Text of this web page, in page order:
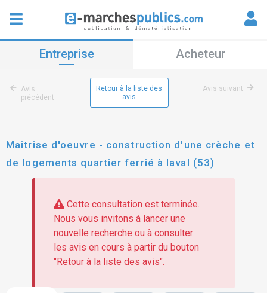
Entreprise Acheteur
Avis
précédent
Retour à la liste des
avis
Avis suivant
Maitrise d'oeuvre - construction d'une crèche et
de logements quartier ferrié à laval (53)
Cette consultation est terminée.
Nous vous invitons à lancer une
nouvelle recherche ou à consulter
les avis en cours à partir du bouton
"Retour à la liste des avis".